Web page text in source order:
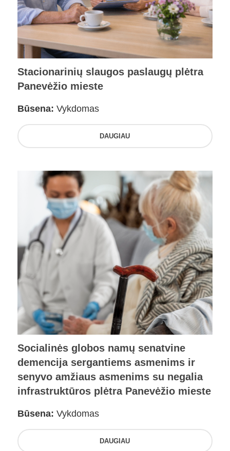
Stacionarinių slaugos paslaugų plėtra
Panevėžio mieste
Būsena: Vykdomas
DAUGIAU
Socialinės globos namų senatvine
demencija sergantiems asmenims ir
senyvo amžiaus asmenims su negalia
infrastruktūros plėtra Panevėžio mieste
Būsena: Vykdomas
DAUGIAU